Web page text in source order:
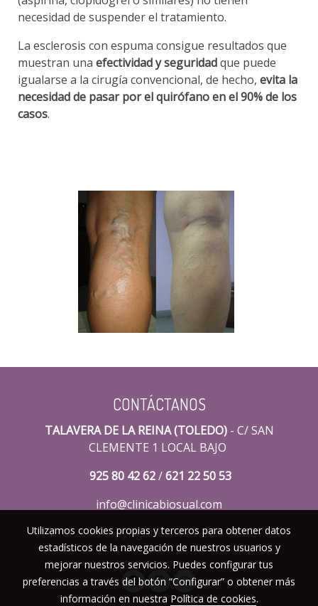
necesidad de suspender el tratamiento.
La esclerosis con espuma consigue resultados que
muestran unaefectividad y seguridadque puede
igualarse a la cirugía convencional, de hecho,evita la
necesidad de pasar por el quirófano en el 90% de los
casos.
CONTÁCTANOS
TALAVERA DE LA REINA (TOLEDO) - C/ SAN
CLEMENTE 1 LOCAL BAJO
925 80 42 62/621 22 50 53
info@clinicabiosual.com
© 2018 copyright CLINICA BIO-SUAL
Utilizamos cookies propias y terceros para obtener datos
estadísticos de la navegación de nuestros usuarios y
mejorar nuestros servicios. Puedes configurar tus
preferencias a través del botón “Configurar” o obtener más
información en nuestra Política de cookies.